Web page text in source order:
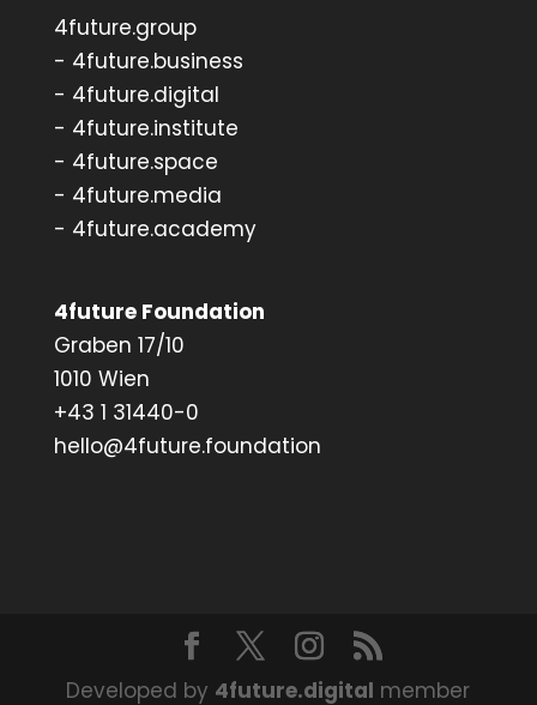
4future.group
- 4future.business
- 4future.digital
- 4future.institute
- 4future.space
- 4future.media
- 4future.academy
4future Foundation
Graben 17/10
1010 Wien
+43 1 31440-0
hello@4future.foundation
Developed by 4future.digital member